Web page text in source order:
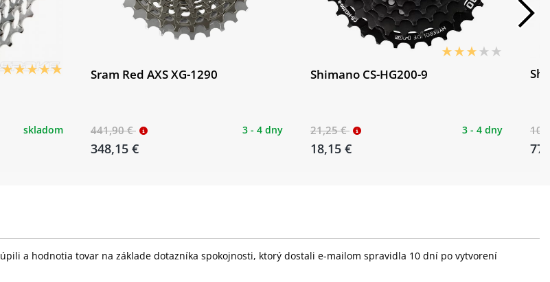
skladom
Sram Red AXS XG-1290
441,90 €
348,15 €
3 - 4 dny
Shimano CS-HG200-9
21,25 €
18,15 €
3 - 4 dny
a hodnotia tovar na základe dotazníka spokojnosti, ktorý dostali e-mailom spravidla 10 dní po vytvorení